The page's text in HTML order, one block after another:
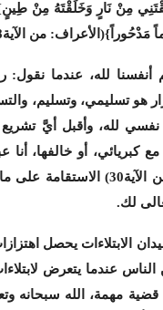
مِنْ نَارٍ وَخَلَقْتَهُ مِنْ
مَدْحُوراً}(الأعراف: من الآية18)
أنفسنا لله، عندما
هو تسليمي، وتسليم،
لله، وأقبل أيَّ
كبريائي، أو خالفها،
الاستقامة على ما
لك.
الابتلاءات يحصل
من الناس عندما يتعرض
قضية مهمة، الله سبحانه